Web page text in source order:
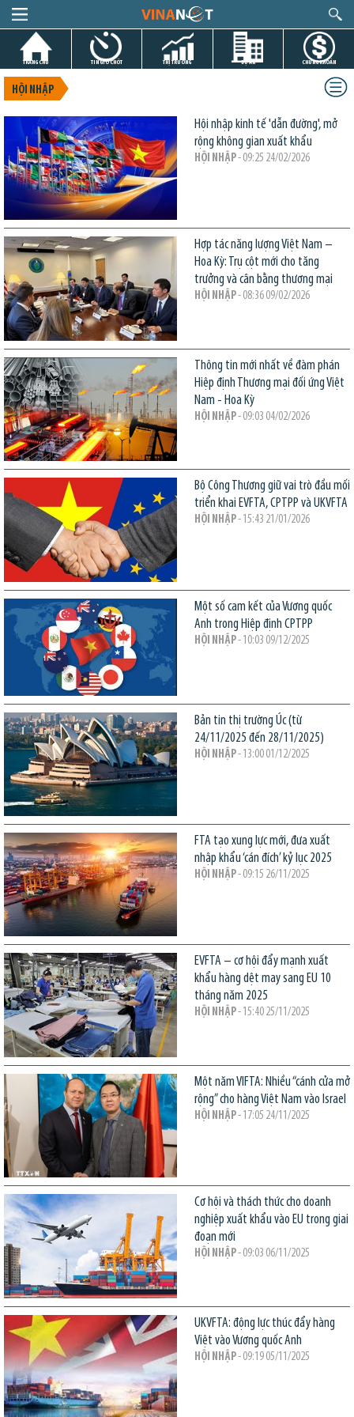
TRANG CHỦ TIN GIỜ CHÓT THỊ TRƯỜNG DỰ ÁN CHỨNG KHOÁN
HỘI NHẬP
Hội nhập kinh tế 'dẫn đường', mở
rộng không gian xuất khẩu
HỘI NHẬP- 09:25 24/02/2026
Hợp tác năng lượng Việt Nam –
Hoa Kỳ: Trụ cột mới cho tăng
trưởng và cân bằng thương mại
HỘI NHẬP- 08:36 09/02/2026
Thông tin mới nhất về đàm phán
Hiệp định Thương mại đối ứng Việt
Nam - Hoa Kỳ
HỘI NHẬP- 09:03 04/02/2026
Bộ Công Thương giữ vai trò đầu mối
triển khai EVFTA, CPTPP và UKVFTA
HỘI NHẬP- 15:43 21/01/2026
Một số cam kết của Vương quốc
Anh trong Hiệp định CPTPP
HỘI NHẬP- 10:03 09/12/2025
Bản tin thị trường Úc (từ
24/11/2025 đến 28/11/2025)
HỘI NHẬP- 13:00 01/12/2025
FTA tạo xung lực mới, đưa xuất
nhập khẩu ‘cán đích’ kỷ lục 2025
HỘI NHẬP- 09:15 26/11/2025
EVFTA – cơ hội đẩy mạnh xuất
khẩu hàng dệt may sang EU 10
tháng năm 2025
HỘI NHẬP- 15:40 25/11/2025
Một năm VIFTA: Nhiều “cánh cửa mở
rộng” cho hàng Việt Nam vào Israel
HỘI NHẬP- 17:05 24/11/2025
Cơ hội và thách thức cho doanh
nghiệp xuất khẩu vào EU trong giai
đoạn mới
HỘI NHẬP- 09:03 06/11/2025
UKVFTA: động lực thúc đẩy hàng
Việt vào Vương quốc Anh
HỘI NHẬP- 09:19 05/11/2025